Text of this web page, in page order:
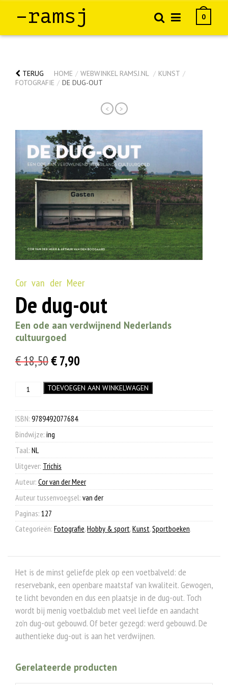
–ramsj 0
TERUG HOME / WEBWINKEL RAMSJ.NL / KUNST /
FOTOGRAFIE / DE DUG-OUT
< >
Cor van der Meer
De dug-out
Een ode aan verdwijnend Nederlands
cultuurgoed
€18,50Oorspronkelijke
was:
€ 18,50.
€7,90
is:
€ 7,90.
aantal
TOEVOEGEN AAN WINKELWAGEN
ISBN: 9789492077684.
Bindwijze: ing
Taal: NL
Uitgever: Trichis
Auteur: Cor van der Meer
Auteur tussenvoegsel: van der
Paginas: 127
Categorieën: Fotografie,Hobby & sport,Kunst,Sportboeken.
Het is de minst geliefde plek op een voetbalveld: de
reservebank, een openbare maatstaf van kwaliteit. Gewogen,
te licht bevonden en dus een plaatsje in de dug-out. Toch
wordt bij menig voetbalclub met veel liefde en aandacht
zo’n dug-out gebouwd. Of beter gezegd: werd gebouwd. De
authentieke dug-out is aan het verdwijnen.
Gerelateerde producten